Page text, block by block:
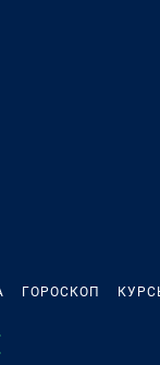
ГОРОСКОП